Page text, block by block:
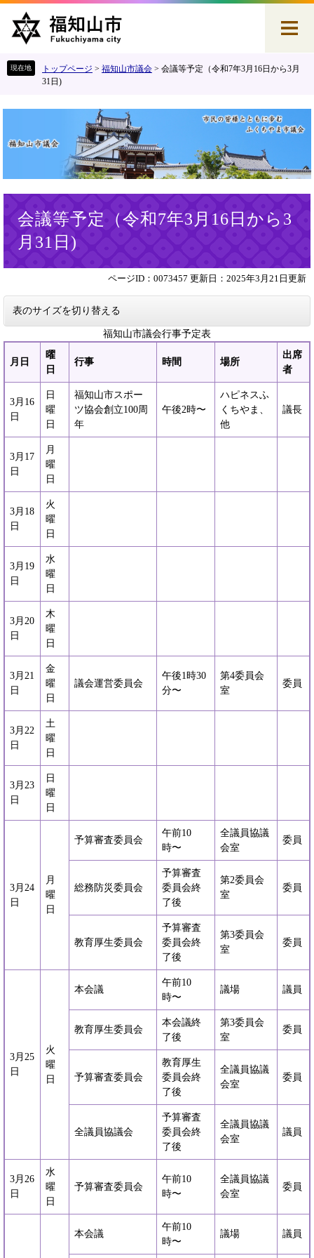
す
し
本
トップページ > 福知山市議会 > 会議等予定（令和7年3月16日から3月
31日)
会議等予定（令和7年3月16日から3
月31日)
ページID：0073457 更新日：2025年3月21日更新
表のサイズを切り替える
福知山市議会行事予定表
月日
曜
日
行事 時間 場所
出席
者
3月16
日
日
曜
日
福知山市スポー
ツ協会創立100周
年
午後2時〜
ハピネスふ
くちやま、
他
議長
3月17
日
月
曜
日
3月18
日
火
曜
日
3月19
日
水
曜
日
3月20
日
木
曜
日
3月21
日
金
曜
日
議会運営委員会
午後1時30
分〜
第4委員会
室
委員
3月22
日
土
曜
日
3月23
日
日
曜
日
3月24
日
月
曜
日
予算審査委員会
午前10
時〜
全議員協議
会室
委員
総務防災委員会
予算審査
委員会終
了後
第2委員会
室
委員
教育厚生委員会
予算審査
委員会終
了後
第3委員会
室
委員
3月25
日
火
曜
日
本会議
午前10
時〜
議場 議員
教育厚生委員会
本会議終
了後
第3委員会
室
委員
予算審査委員会
教育厚生
委員会終
了後
全議員協議
会室
委員
全議員協議会
予算審査
委員会終
了後
全議員協議
会室
議員
3月26
日
水
曜
日
予算審査委員会
午前10
時〜
全議員協議
会室
委員
本会議
午前10
時〜
議場 議員